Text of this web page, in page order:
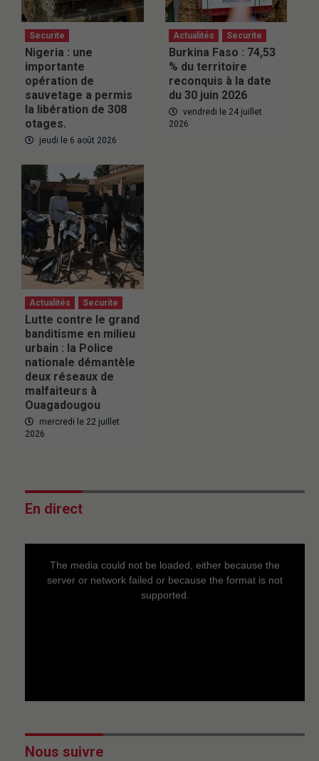
Securite
Nigeria : une
importante
opération de
sauvetage a permis
la libération de 308
otages.
jeudi le 6 août 2026
Actualités Securite
Burkina Faso : 74,53
% du territoire
reconquis à la date
du 30 juin 2026
vendredi le 24 juillet
2026
Actualités Securite
Lutte contre le grand
banditisme en milieu
urbain : la Police
nationale démantèle
deux réseaux de
malfaiteurs à
Ouagadougou
mercredi le 22 juillet
2026
En direct
The media could not be loaded, either because the
server or network failed or because the format is not
supported.
Nous suivre